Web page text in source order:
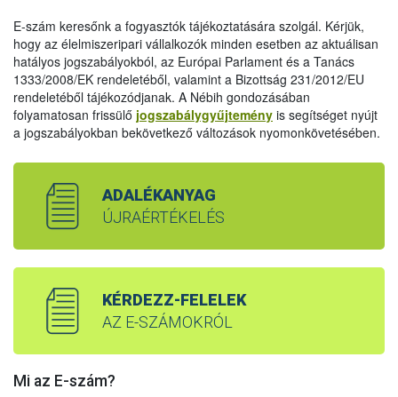
E-szám keresőnk a fogyasztók tájékoztatására szolgál. Kérjük,
hogy az élelmiszeripari vállalkozók minden esetben az aktuálisan
hatályos jogszabályokból, az Európai Parlament és a Tanács
1333/2008/EK rendeletéből, valamint a Bizottság 231/2012/EU
rendeletéből tájékozódjanak. A Nébih gondozásában
folyamatosan frissülő jogszabálygyűjtemény is segítséget nyújt
a jogszabályokban bekövetkező változások nyomonkövetésében.
ADALÉKANYAG
ÚJRAÉRTÉKELÉS
KÉRDEZZ-FELELEK
AZ E-SZÁMOKRÓL
Mi az E-szám?